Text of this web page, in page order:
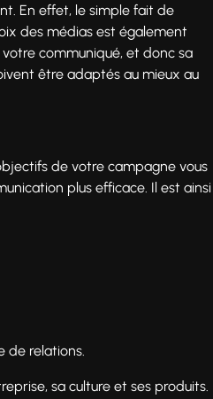
En effet, le simple fait de
des médias est également
communiqué, et donc sa
être adaptés au mieux au
de votre campagne vous
plus efficace. Il est ainsi
de relations.
sa culture et ses produits.